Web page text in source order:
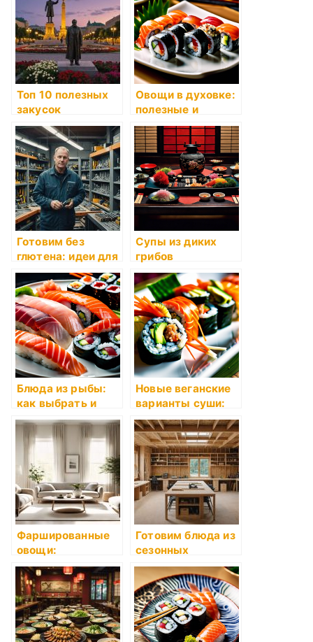
Топ 10 полезных
закусок
Овощи в духовке:
полезные и
вкусные идеи
Готовим без
глютена: идеи для
рецептов
Супы из диких
грибов
Блюда из рыбы:
как выбрать и
приготовить
Новые веганские
варианты суши:
преимущества и
популярность
Фаршированные
овощи:
оригинальные
рецепты
Готовим блюда из
сезонных
продуктов